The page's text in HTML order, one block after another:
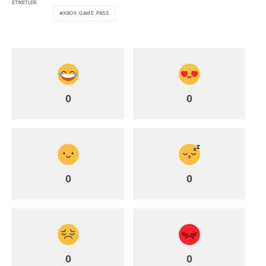
ETIKETLER
XBOX GAME PASS
0 0
0 0
0 0